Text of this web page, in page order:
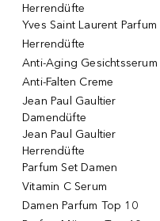
Herrendüfte
Yves Saint Laurent Parfum
Herrendüfte
Anti-Aging Gesichtsserum
Anti-Falten Creme
Jean Paul Gaultier
Damendüfte
Jean Paul Gaultier
Herrendüfte
Parfum Set Damen
Vitamin C Serum
Damen Parfum Top 10